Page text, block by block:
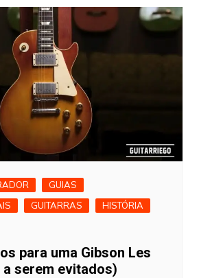
GUIAS
GUITARRAS
HISTÓRIA
para uma Gibson Les
a serem evitados)